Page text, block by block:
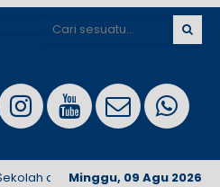
Minggu, 09 Agu 2026
dengan akreditasi A, nyaman